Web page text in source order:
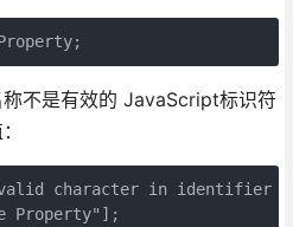
不是有效的 JavaScript标识符
character in identifier
Property"];